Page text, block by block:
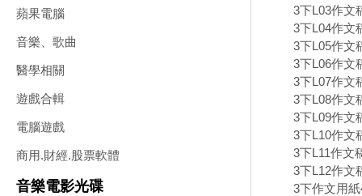
蘋果電腦
音樂、歌曲
醫學相關
遊戲合輯
電腦遊戲
商用.財經.股票軟體
音樂電影光碟
3下L03作文
3下L04作文
3下L05作文
3下L06作文
3下L07作文
3下L08作文
3下L09作文
3下L10作文
3下L11作文
3下L12作文
3下作文用